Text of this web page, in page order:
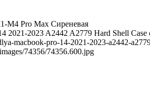
M4 Pro Max Сиреневая
2021-2023 A2442 A2779 Hard Shell
macbook-pro-14-2021-2023-a2442-
74356/74356.600.jpg